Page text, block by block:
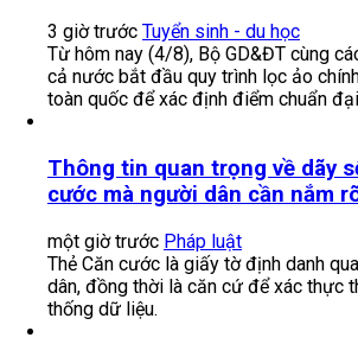
3 giờ trước Tuyển sinh - du học
Từ hôm nay (4/8), Bộ GD&ĐT cùng
cả nước bắt đầu quy trình lọc ảo
toàn quốc để xác định điểm chuẩn
Thông tin quan trọng về dãy
cước mà người dân cần nắm
một giờ trước Pháp luật
Thẻ Căn cước là giấy tờ định danh
dân, đồng thời là căn cứ để xác thực
thống dữ liệu.